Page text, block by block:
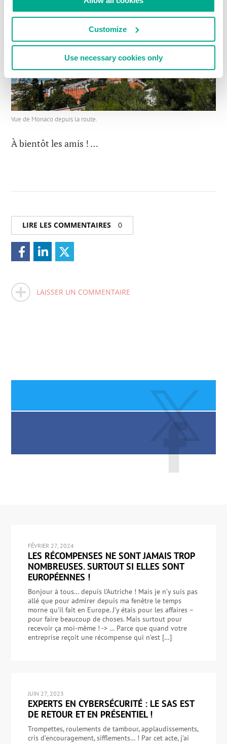
Customize
Use necessary cookies only
Vue de Monaco depuis la route.
À bientôt les amis ! …
LIRE LES COMMENTAIRES 0
LAISSER UN COMMENTAIRE
FÉVRIER 27, 2024
LES RÉCOMPENSES NE SONT JAMAIS TROP
NOMBREUSES. SURTOUT SI ELLES SONT
EUROPÉENNES !
Bonjour à tous… depuis l’Autriche ! Mais je n’y suis pas
allé que pour admirer depuis ma fenêtre le temps
morne qu’il fait en Europe. J’y étais pour les affaires –
pour faire beaucoup de choses. Mais surtout pour
recevoir ça moi-même ! -> … Parce que quand votre
entreprise reçoit une récompense qui n’est […]
JUIN 27, 2023
EXPERTS EN CYBERSÉCURITÉ : LE SAS EST
DE RETOUR ET EN PRÉSENTIEL !
Trompettes, roulements de tambour, applaudissements,
cris d’encouragement, sifflements… ! Par cet acte, j’ai